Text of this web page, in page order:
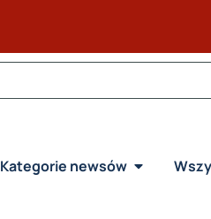
Kategorie newsów